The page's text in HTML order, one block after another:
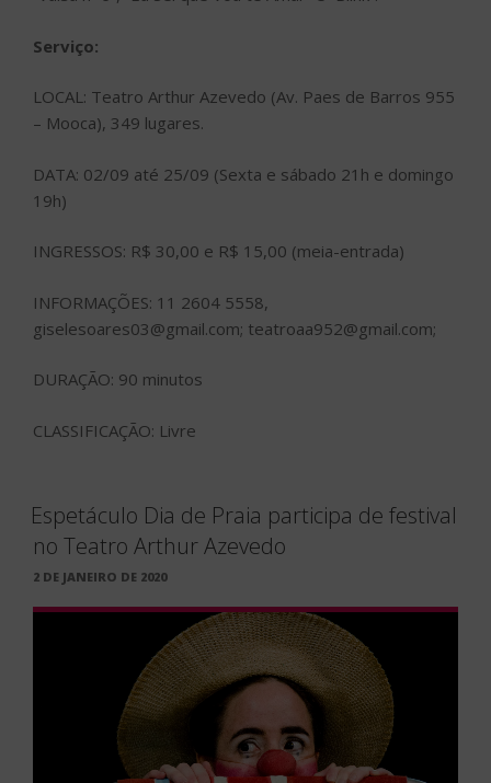
Serviço:
LOCAL: Teatro Arthur Azevedo (Av. Paes de Barros 955
– Mooca), 349 lugares.
DATA: 02/09 até 25/09 (Sexta e sábado 21h e domingo
19h)
INGRESSOS: R$ 30,00 e R$ 15,00 (meia-entrada)
INFORMAÇÕES: 11 2604 5558,
giselesoares03@gmail.com; teatroaa952@gmail.com;
DURAÇÃO: 90 minutos
CLASSIFICAÇÃO: Livre
Espetáculo Dia de Praia participa de festival
no Teatro Arthur Azevedo
PUBLICADO
2 DE JANEIRO DE 2020